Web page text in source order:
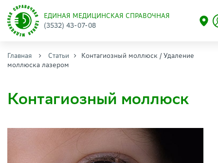
ЕДИНАЯ МЕДИЦИНСКАЯ СПРАВОЧНАЯ
(3532) 43-07-08
Главная Статьи
Контагиозный моллюск / Удаление
моллюска лазером
Контагиозный моллюск